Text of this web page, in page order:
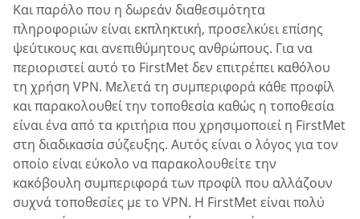
Και παρόλο που η δωρεάν διαθεσιμότητα
πληροφοριών είναι εκπληκτική, προσελκύει επίσης
ψεύτικους και ανεπιθύμητους ανθρώπους. Για να
περιοριστεί αυτό το FirstMet δεν επιτρέπει καθόλου
τη χρήση VPN. Μελετά τη συμπεριφορά κάθε προφίλ
και παρακολουθεί την τοποθεσία καθώς η τοποθεσία
είναι ένα από τα κριτήρια που χρησιμοποιεί η FirstMet
στη διαδικασία σύζευξης. Αυτός είναι ο λόγος για τον
οποίο είναι εύκολο να παρακολουθείτε την
κακόβουλη συμπεριφορά των προφίλ που αλλάζουν
συχνά τοποθεσίες με το VPN. Η FirstMet είναι πολύ